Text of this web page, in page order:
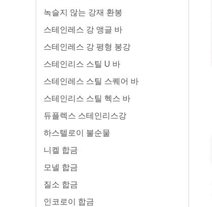
녹슬지 않는 강재 환봉
스테인레스 강 앵글 바
스테인레스 강 평형 봉강
스테인리스 스틸 U 바
스테인레스 스틸 스퀘어 바
스테인리스 스틸 헥스 바
듀플렉스 스테인리스강
하스텔로이 불순물
니켈 합금
모넬 합금
질소 합금
인코로이 합금